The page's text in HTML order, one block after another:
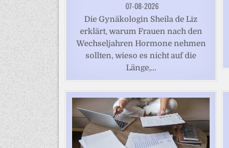
07-08-2026
Die Gynäkologin Sheila de Liz
erklärt, warum Frauen nach den
Wechseljahren Hormone nehmen
sollten, wieso es nicht auf die
Länge,...